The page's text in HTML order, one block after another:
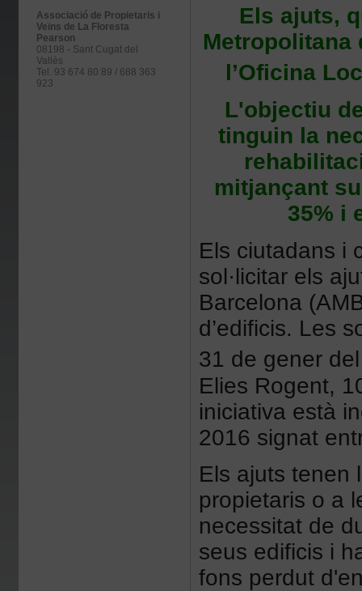
Associació de Propietaris i
Veïns de La Floresta
Pearson
08198 - Sant Cugat del
Vallès
Tel. 93 674 80 89 / 688 363
923
Els ajuts,
Metropolitana
l’Oficina
L'objectiu
tinguin la
mitjançant
35% i
Els ciutadans i
sol·licitar els
Barcelona
d’edificis. Les
31 de gener
Elies Rogent,
iniciativa està
2016 signat
Els ajuts tenen
propietaris o a
necessitat de
seus edificis i
fons perdut